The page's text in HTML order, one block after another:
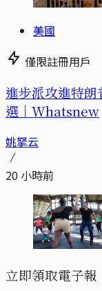
美國
僅限註冊用戶
進步派攻進特
選｜Whatsnew
姚拏云
20 小時前
立即領取電子報